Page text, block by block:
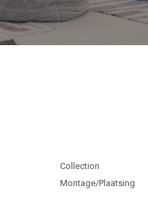
Collection
Montage/Plaatsing